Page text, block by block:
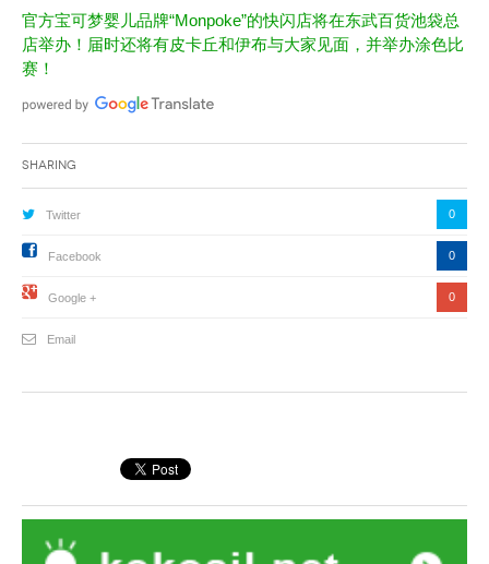
官方宝可梦婴儿品牌“Monpoke”的快闪店将在东武百货池袋总
店举办！届时还将有皮卡丘和伊布与大家见面，并举办涂色比
赛！
Sharing
Twitter 0
Facebook 0
Google + 0
Email